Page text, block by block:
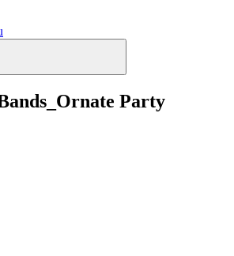
Party